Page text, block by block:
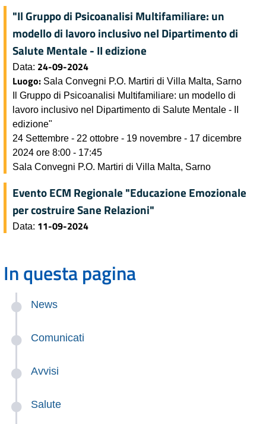
"Il Gruppo di Psicoanalisi Multifamiliare: un
modello di lavoro inclusivo nel Dipartimento di
Salute Mentale - II edizione
Data: 24-09-2024
Luogo: Sala Convegni P.O. Martiri di Villa Malta, Sarno
Il Gruppo di Psicoanalisi Multifamiliare: un modello di
lavoro inclusivo nel Dipartimento di Salute Mentale - II
edizione"
24 Settembre - 22 ottobre - 19 novembre - 17 dicembre
2024 ore 8:00 - 17:45
Sala Convegni P.O. Martiri di Villa Malta, Sarno
Evento ECM Regionale "Educazione Emozionale
per costruire Sane Relazioni"
Data: 11-09-2024
In questa pagina
News
Comunicati
Avvisi
Salute